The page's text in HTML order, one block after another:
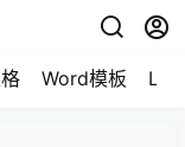
Word模板